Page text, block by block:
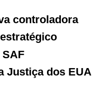
controladora
Justiça dos EUA